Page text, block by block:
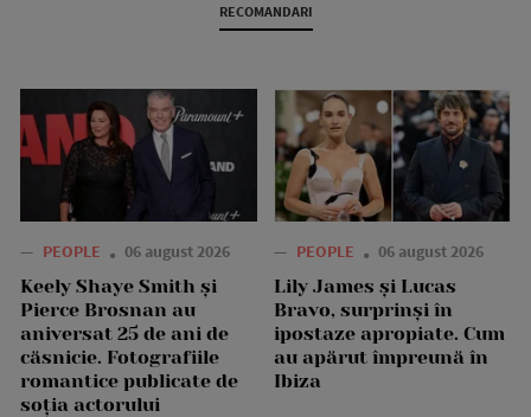
RECOMANDARI
— PEOPLE 06 august 2026
Keely Shaye Smith și
Pierce Brosnan au
aniversat 25 de ani de
căsnicie. Fotografiile
romantice publicate de
soția actorului
— PEOPLE 06 august 2026
Lily James și Lucas
Bravo, surprinși în
ipostaze apropiate. Cum
au apărut împreună în
Ibiza